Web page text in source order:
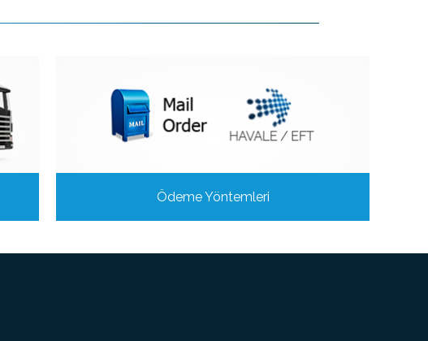
Ödeme Yöntemleri